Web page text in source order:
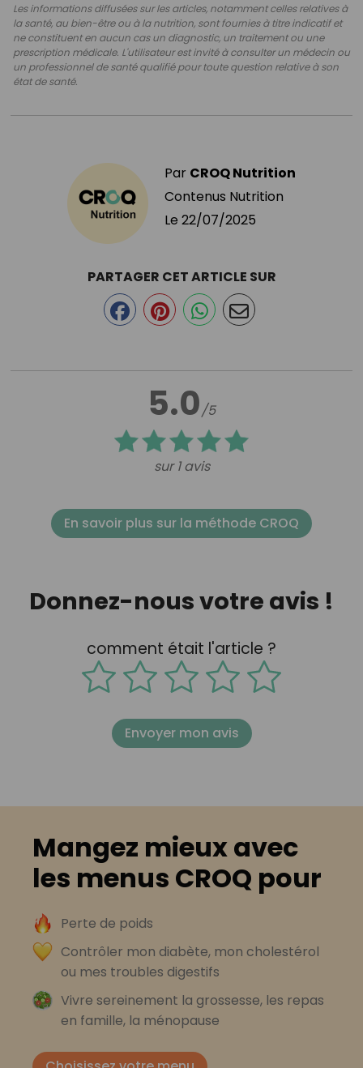
Les informations diffusées sur les articles, notamment celles relatives à
la santé, au bien-être ou à la nutrition, sont fournies à titre indicatif et
ne constituent en aucun cas un diagnostic, un traitement ou une
prescription médicale. L'utilisateur est invité à consulter un médecin ou
un professionnel de santé qualifié pour toute question relative à son
état de santé.
Par CROQ Nutrition
Contenus Nutrition
Le 22/07/2025
5.0/5
sur 1 avis
PARTAGER CET ARTICLE SUR
En savoir plus sur la méthode CROQ
Donnez-nous votre avis !
comment était l'article ?
Envoyer mon avis
Mangez mieux avec
les menus CROQ pour
Perte de poids
Contrôler mon diabète, mon cholestérol
ou mes troubles digestifs
Vivre sereinement la grossesse, les repas
en famille, la ménopause